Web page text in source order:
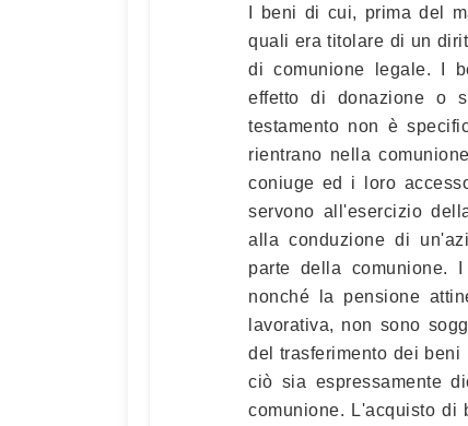
I beni di cui, prima del
quali era titolare di un
di comunione legale. I
effetto di donazione o
testamento non è
rientrano nella
coniuge ed i loro
servono all'esercizio
alla conduzione di
parte della comunione.
nonché la pensione
lavorativa, non sono
del trasferimento dei
ciò sia espressamente
comunione. L'acquisto di